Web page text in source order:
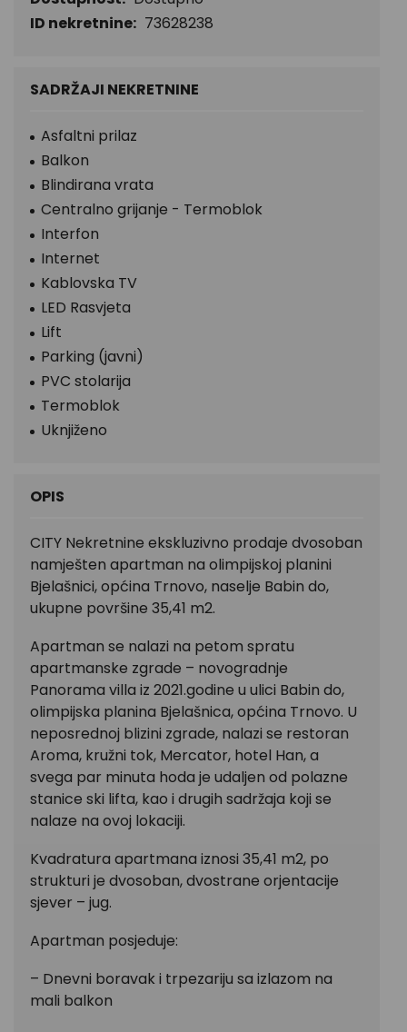
ID nekretnine: 73628238
SADRŽAJI NEKRETNINE
Asfaltni prilaz
Balkon
Blindirana vrata
Centralno grijanje - Termoblok
Interfon
Internet
Kablovska TV
LED Rasvjeta
Lift
Parking (javni)
PVC stolarija
Termoblok
Uknjiženo
OPIS
CITY Nekretnine ekskluzivno prodaje dvosoban
namješten apartman na olimpijskoj planini
Bjelašnici, općina Trnovo, naselje Babin do,
ukupne površine 35,41 m2.
Apartman se nalazi na petom spratu
apartmanske zgrade – novogradnje
Panorama villa iz 2021.godine u ulici Babin do,
olimpijska planina Bjelašnica, općina Trnovo. U
neposrednoj blizini zgrade, nalazi se restoran
Aroma, kružni tok, Mercator, hotel Han, a
svega par minuta hoda je udaljen od polazne
stanice ski lifta, kao i drugih sadržaja koji se
nalaze na ovoj lokaciji.
Kvadratura apartmana iznosi 35,41 m2, po
strukturi je dvosoban, dvostrane orjentacije
sjever – jug.
Apartman posjeduje:
– Dnevni boravak i trpezariju sa izlazom na
mali balkon